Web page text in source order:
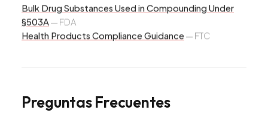
Bulk Drug Substances Used in Compounding Under
§503A — FDA
Health Products Compliance Guidance — FTC
Preguntas Frecuentes